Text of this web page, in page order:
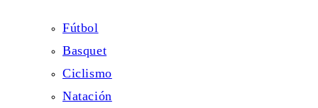
Fútbol
Basquet
Ciclismo
Natación